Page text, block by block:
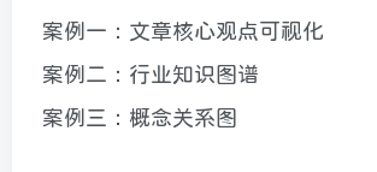
案例一：文章核心观点可视化
案例二：行业知识图谱
案例三：概念关系图